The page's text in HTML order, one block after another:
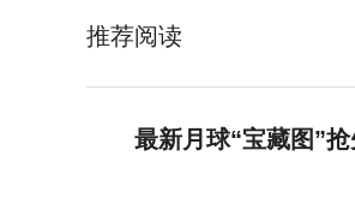
推荐阅读
最新月球“宝藏图”